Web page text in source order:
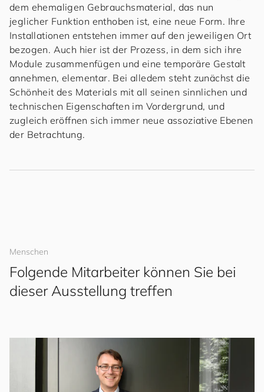
dem ehemaligen Gebrauchsmaterial, das nun
jeglicher Funktion enthoben ist, eine neue Form. Ihre
Installationen entstehen immer auf den jeweiligen Ort
bezogen. Auch hier ist der Prozess, in dem sich ihre
Module zusammenfügen und eine temporäre Gestalt
annehmen, elementar. Bei alledem steht zunächst die
Schönheit des Materials mit all seinen sinnlichen und
technischen Eigenschaften im Vordergrund, und
zugleich eröffnen sich immer neue assoziative Ebenen
der Betrachtung.
Menschen
Folgende Mitarbeiter können Sie bei
dieser Ausstellung treffen